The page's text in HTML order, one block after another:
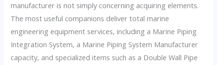
manufacturer is not simply concerning acquiring elements.
The most useful companions deliver total marine
engineering equipment services, including a Marine Piping
Integration System, a Marine Piping System Manufacturer
capacity, and specialized items such as a Double Wall Pipe